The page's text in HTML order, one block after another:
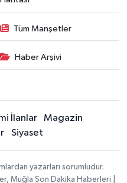
Tüm Manşetler
Haber Arşivi
İlanlar
Magazin
Siyaset
yazarları sorumludur.
Muğla Son Dakika Haberleri |